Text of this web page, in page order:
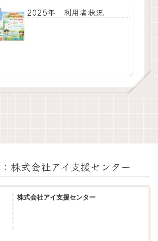
2025年 利用者状況
株式会社アイ支援センター
株式会社アイ支援センター